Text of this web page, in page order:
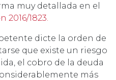
muy detallada en el
1823.
dicte la orden de
que existe un riesgo
el cobro de la deuda
más